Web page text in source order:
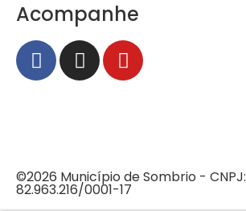
Acompanhe
©2026 Município de Sombrio - CNPJ:
82.963.216/0001-17